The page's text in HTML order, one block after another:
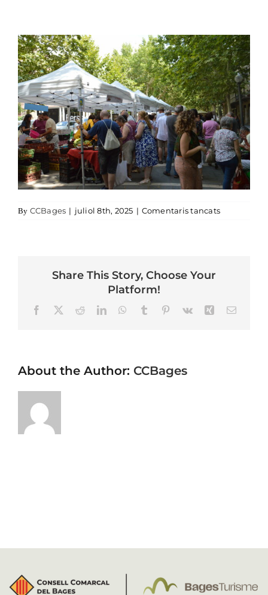
By CCBages | juliol 8th, 2025 | Comentaris tancatsa dsc_2869
Share This Story, Choose Your
Platform!
FacebookRedditLinkedInWhatsApp
TumblrPinterest
Vk XingEmail
About the Author: CCBages